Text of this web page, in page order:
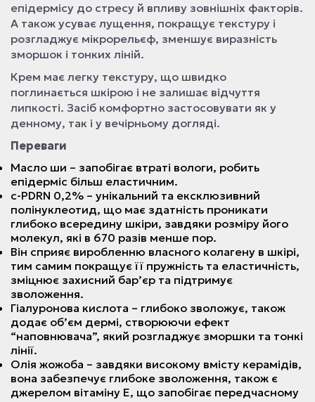
епідермісу до стресу й впливу зовнішніх факторів.
А також усуває лущення, покращує текстуру і
розгладжує мікрорельєф, зменшує виразність
зморшок і тонких ліній.
Крем має легку текстуру, що швидко
поглинається шкірою і не залишає відчуття
липкості. Засіб комфортно застосовувати як у
денному, так і у вечірньому догляді.
Переваги
Масло ши – запобігає втраті вологи, робить
епідерміс більш еластичним.
c-PDRN 0,2% – унікальний та ексклюзивний
полінуклеотид, що має здатність проникати
глибоко всередину шкіри, завдяки розміру його
молекул, які в 670 разів менше пор.
Він сприяє виробленню власного колагену в шкірі,
тим самим покращує її пружність та еластичність,
зміцнює захисний бар’єр та підтримує
зволоження.
Гіалуронова кислота – глибоко зволожує, також
додає об’єм дермі, створюючи ефект
“наповнювача”, який розгладжує зморшки та тонкі
лінії.
Олія жожоба – завдяки високому вмісту керамідів,
вона забезпечує глибоке зволоження, також є
джерелом вітаміну Е, що запобігає передчасному